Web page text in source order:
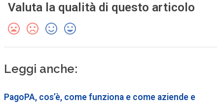
Valuta la qualità di questo articolo
Leggi anche:
PagoPA, cos’è, come funziona e come aziende e